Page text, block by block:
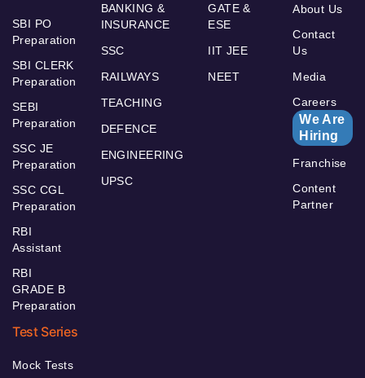
SBI PO
Preparation
SBI CLERK
Preparation
SEBI
Preparation
SSC JE
Preparation
SSC CGL
Preparation
RBI
Assistant
RBI
GRADE B
Preparation
BANKING &
INSURANCE
SSC
RAILWAYS
TEACHING
DEFENCE
ENGINEERING
UPSC
GATE &
ESE
IIT JEE
NEET
About Us
Contact
Us
Media
Careers
We Are
Hiring
Franchise
Content
Partner
Test Series
Mock Tests